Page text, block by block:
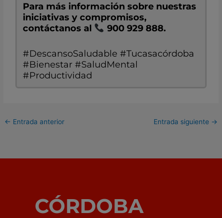
Para más información sobre nuestras
iniciativas y compromisos,
contáctanos al
900 929 888.
#DescansoSaludable #Tucasacórdoba
#Bienestar #SaludMental
#Productividad
← Entrada anterior Entrada siguiente →
CÓRDOBA